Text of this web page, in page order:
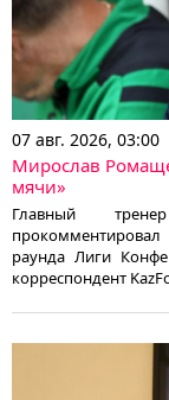
07 авг. 2026, 03:00
Мирослав
мячи»
Главный
раунда Лиги
корреспондент